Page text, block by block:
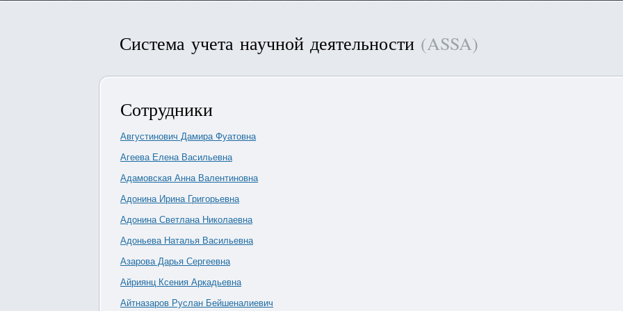
Система учета научной деятельности (ASSA)
Сотрудники
Августинович Дамира Фуатовна
Агеева Елена Васильевна
Адамовская Анна Валентиновна
Адонина Ирина Григорьевна
Адонина Светлана Николаевна
Адоньева Наталья Васильевна
Азарова Дарья Сергеевна
Айриянц Ксения Аркадьевна
Айтназаров Руслан Бейшеналиевич